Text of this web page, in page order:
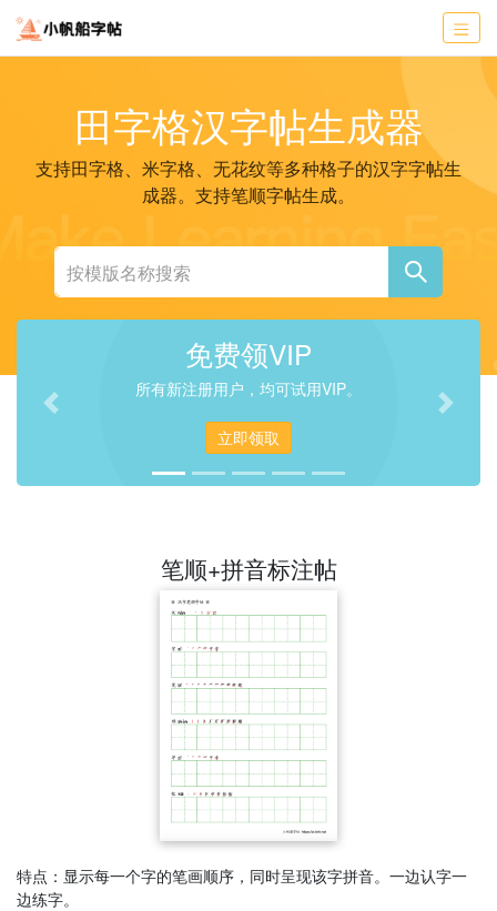
田字格汉字帖生成器
支持田字格、米字格、无花纹等多种格子的汉字字帖生
成器。支持笔顺字帖生成。
免费领VIP
所有新注册用户，均可试用VIP。
立即领取
Previous Next
笔顺+拼音标注帖
特点：显示每一个字的笔画顺序，同时呈现该字拼音。一边认字一
边练字。